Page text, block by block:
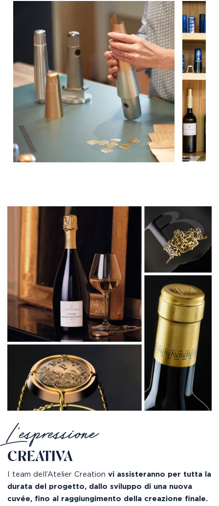
L'espressione
CREATIVA
I team dell’Atelier Creation vi assisteranno per tutta la
durata del progetto, dallo sviluppo di una nuova
cuvée, fino al raggiungimento della creazione finale.